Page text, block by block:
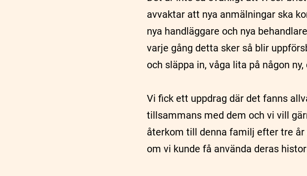
avvaktar att nya anmälningar ska
nya handläggare och nya
varje gång detta sker så blir
och släppa in, våga lita på någon
Vi fick ett uppdrag där det fanns
tillsammans med dem och vi vill
återkom till denna familj efter tre
om vi kunde få använda deras